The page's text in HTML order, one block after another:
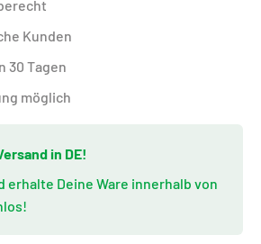
Kunden
30 Tagen
möglich
in DE!
erhalte Deine Ware innerhalb von